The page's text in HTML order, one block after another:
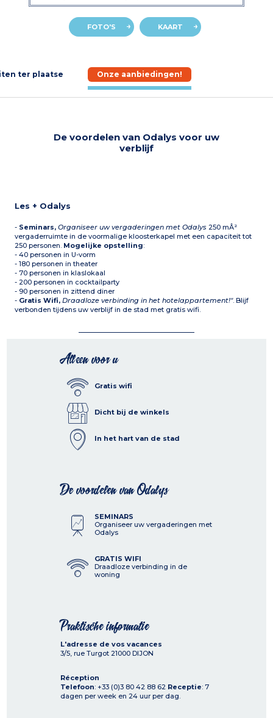
FOTO'S KAART
ter plaatse Onze aanbiedingen!
De voordelen van Odalys voor uw
verblijf
Les + Odalys
- Seminars,Organiseer uw vergaderingen met Odalys 250 mÂ²
vergaderruimte in de voormalige kloosterkapel met een capaciteit tot
250 personen. Mogelijke opstelling:
- 40 personen in U-vorm
- 180 personen in theater
- 70 personen in klaslokaal
- 200 personen in cocktailparty
- 90 personen in zittend diner
- Gratis Wifi,Draadloze verbinding in het hotelappartement!". Blijf
verbonden tijdens uw verblijf in de stad met gratis wifi.
Alleen voor u
Gratis wifi
Dicht bij de winkels
In het hart van de stad
De voordelen van Odalys
SEMINARS
Organiseer uw vergaderingen met
Odalys
GRATIS WIFI
Draadloze verbinding in de
woning
Praktische informatie
L'adresse de vos vacances
3/5, rue Turgot 21000 DIJON
Réception
Telefoon: +33 (0)3 80 42 88 62 Receptie: 7
dagen per week en 24 uur per dag.